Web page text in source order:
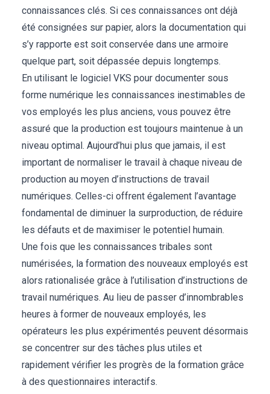
connaissances clés. Si ces connaissances ont déjà
été consignées sur papier, alors la documentation qui
s’y rapporte est soit conservée dans une armoire
quelque part, soit dépassée depuis longtemps.
En utilisant le logiciel VKS pour documenter sous
forme numérique les connaissances inestimables de
vos employés les plus anciens, vous pouvez être
assuré que la production est toujours maintenue à un
niveau optimal. Aujourd’hui plus que jamais, il est
important de normaliser le travail à chaque niveau de
production au moyen d’instructions de travail
numériques. Celles-ci offrent également l’avantage
fondamental de diminuer la surproduction, de réduire
les défauts et de maximiser le potentiel humain.
Une fois que les connaissances tribales sont
numérisées, la formation des nouveaux employés est
alors rationalisée grâce à l’utilisation d’instructions de
travail numériques. Au lieu de passer d’innombrables
heures à former de nouveaux employés, les
opérateurs les plus expérimentés peuvent désormais
se concentrer sur des tâches plus utiles et
rapidement vérifier les progrès de la formation grâce
à des questionnaires interactifs.